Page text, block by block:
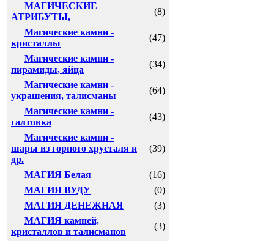
МАГИЧЕСКИЕ
АТРИБУТЫ,
(8)
Магические камни -
кристаллы
(47)
Магические камни -
пирамиды, яйца
(34)
Магические камни -
украшения, талисманы
(64)
Магические камни -
галтовка
(43)
Магические камни -
шары из горного хрусталя и
др.
(39)
МАГИЯ Белая
(16)
МАГИЯ ВУДУ
(0)
МАГИЯ ДЕНЕЖНАЯ
(3)
МАГИЯ камней,
кристаллов и талисманов
(3)